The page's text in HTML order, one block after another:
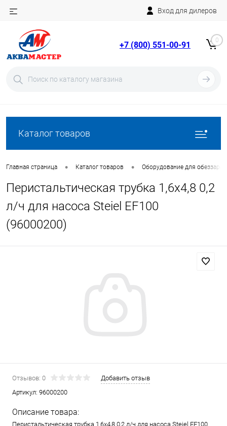
Вход для дилеров
+7 (800) 551-00-91 0
Каталог товаров
Главная страница • Каталог товаров • Оборудование для
Перистальтическая трубка 1,6х4,8 0,2
л/ч для насоса Steiel EF100
(96000200)
Отзывов: 0
Добавить отзыв
Артикул: 96000200
Описание товара:
Перистальтическая трубка 1,6х4,8 0,2 л/ч для насоса Steiel EF100